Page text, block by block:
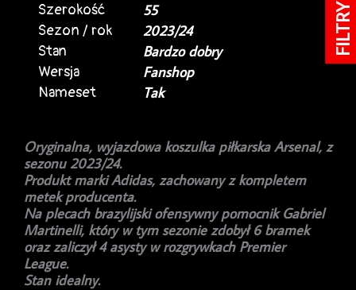
Szerokość
55
Sezon / rok
2023/24
Stan
Bardzo dobry
Wersja
Fanshop
Nameset
Tak
Oryginalna, wyjazdowa koszulka piłkarska Arsenal, z
sezonu 2023/24.
Produkt marki Adidas, zachowany z kompletem
metek producenta.
Na plecach brazylijski ofensywny pomocnik Gabriel
Martinelli, który w tym sezonie zdobył 6 bramek
oraz zaliczył 4 asysty w rozgrywkach Premier
League.
Stan idealny.
FILTRY